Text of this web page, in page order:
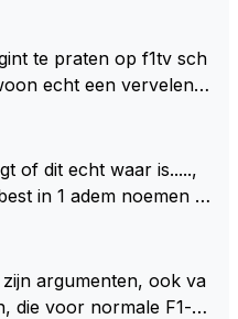
allemaal met de oge
2 of GOATINES
echt een vervelend
of dit echt waar is.....,
in 1 adem noemen m
Kan mij voorstellen d
te luisteren maar heb jij
of de dappere b
argumenten, ook va
die voor normale F1-fa